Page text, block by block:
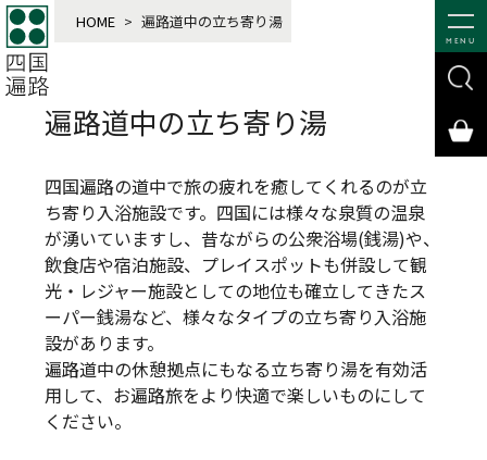
MENU
HOME > 遍路道中の立ち寄り湯
遍路道中の立ち寄り湯
四国遍路の道中で旅の疲れを癒してくれるのが立
ち寄り入浴施設です。四国には様々な泉質の温泉
が湧いていますし、昔ながらの公衆浴場(銭湯)や、
飲食店や宿泊施設、プレイスポットも併設して観
光・レジャー施設としての地位も確立してきたス
ーパー銭湯など、様々なタイプの立ち寄り入浴施
設があります。
遍路道中の休憩拠点にもなる立ち寄り湯を有効活
用して、お遍路旅をより快適で楽しいものにして
ください。